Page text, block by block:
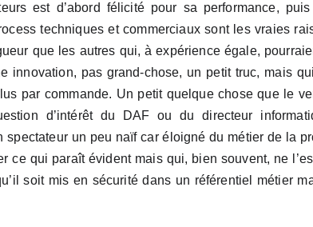
est d’abord félicité pour sa performance,
techniques et commerciaux sont les vraies
que les autres qui, à expérience égale,
innovation, pas grand-chose, un petit truc, mais
par commande. Un petit quelque chose que le
d’intérêt du DAF ou du directeur
spectateur un peu naïf car éloigné du métier de la
ce qui paraît évident mais qui, bien souvent, ne
soit mis en sécurité dans un référentiel métier